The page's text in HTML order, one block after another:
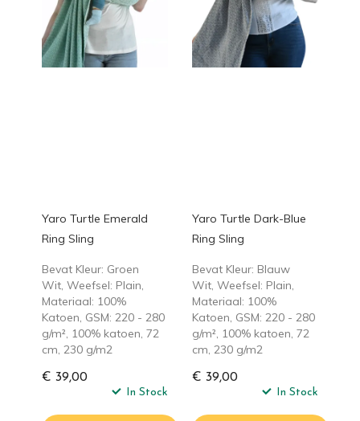
Yaro Turtle Emerald
Ring Sling
Bevat Kleur: Groen
Wit, Weefsel: Plain,
Materiaal: 100%
Katoen, GSM: 220 - 280
g/m², 100% katoen, 72
cm, 230 g/m2
€ 39,00
In Stock
Yaro Turtle Dark-Blue
Ring Sling
Bevat Kleur: Blauw
Wit, Weefsel: Plain,
Materiaal: 100%
Katoen, GSM: 220 - 280
g/m², 100% katoen, 72
cm, 230 g/m2
€ 39,00
In Stock